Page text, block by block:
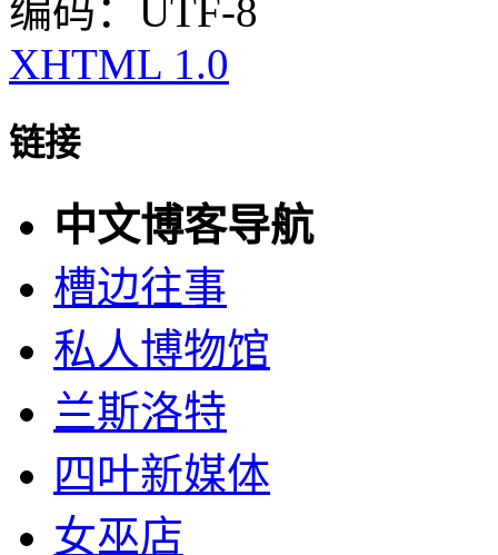
编码：UTF-8
XHTML 1.0
链接
中文博客导航
槽边往事
私人博物馆
兰斯洛特
四叶新媒体
女巫店